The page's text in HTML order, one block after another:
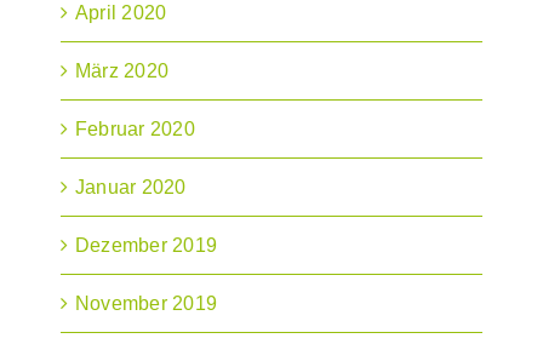
April 2020
März 2020
Februar 2020
Januar 2020
Dezember 2019
November 2019